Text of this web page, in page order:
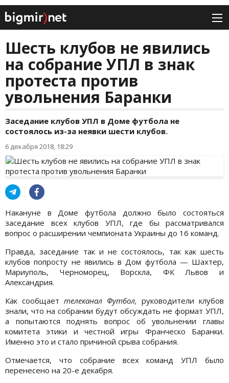
Шесть клубов не явились
на собрание УПЛ в знак
протеста против
увольнения Баранки
Заседание клубов УПЛ в Доме футбола не
состоялось из-за неявки шести клубов.
6 декабря 2018, 18:29
Накануне в Доме футбола должно было состояться
заседание всех клубов УПЛ, где бы рассматривался
вопрос о расширении чемпионата Украины до 16 команд.
Правда, заседание так и не состоялось, так как шесть
клубов попросту не явились в Дом футбола — Шахтер,
Мариуполь, Черноморец, Ворскла, ФК Львов и
Александрия.
Как сообщает телеканал Футбол, руководители клубов
знали, что на собрании будут обсуждать не формат УПЛ,
а попытаются поднять вопрос об увольнении главы
комитета этики и честной игры Франческо Баранки.
Именно это и стало причиной срыва собрания.
Отмечается, что собрание всех команд УПЛ было
перенесено на 20-е декабря.